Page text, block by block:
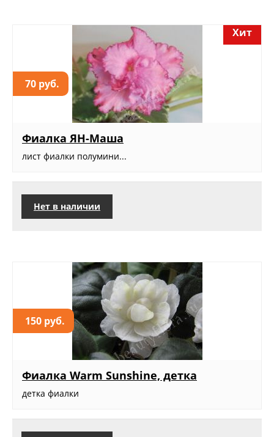
70 руб.
Хит
Фиалка ЯН-Маша
лист фиалки полумини...
Нет в наличии
150 руб.
Фиалка Warm Sunshine, детка
детка фиалки